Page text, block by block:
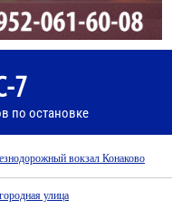
7
по остановке
вокзал Конаково
улица